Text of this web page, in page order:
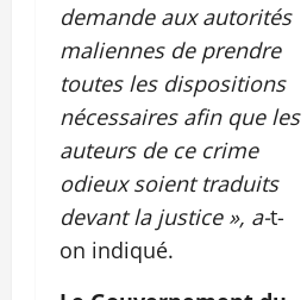
demande aux autorités
maliennes de prendre
toutes les dispositions
nécessaires afin que les
auteurs de ce crime
odieux soient traduits
devant la justice », a-t-
on indiqué.